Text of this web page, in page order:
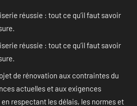
réussie : tout ce qu’il faut savoir
réussie : tout ce qu’il faut savoir
de rénovation aux contraintes du
actuelles et aux exigences
respectant les délais, les normes et